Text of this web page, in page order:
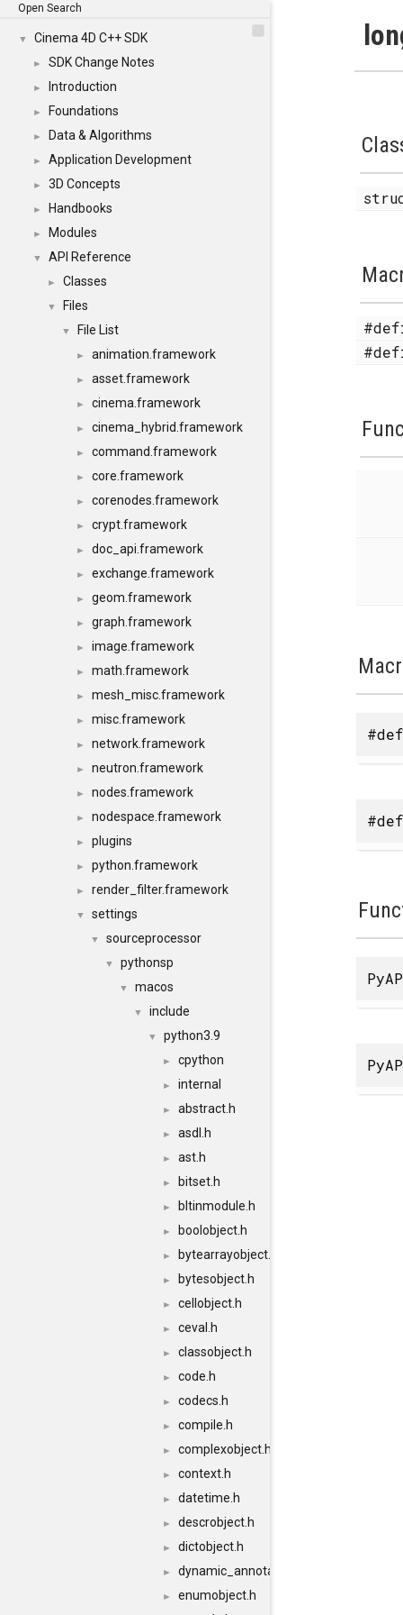
Open Search
▼ Cinema 4D C++ SDK
► SDK Change Notes
► Introduction
► Foundations
► Data & Algorithms
► Application Development
► 3D Concepts
► Handbooks
► Modules
▼ API Reference
► Classes
▼ Files
▼ File List
► animation.framework
► asset.framework
► cinema.framework
► cinema_hybrid.framework
► command.framework
► core.framework
► corenodes.framework
► crypt.framework
► doc_api.framework
► exchange.framework
► geom.framework
► graph.framework
► image.framework
► math.framework
► mesh_misc.framework
► misc.framework
► network.framework
► neutron.framework
► nodes.framework
► nodespace.framework
► plugins
► python.framework
► render_filter.framework
▼ settings
▼ sourceprocessor
▼ pythonsp
▼ macos
▼ include
▼ python3.9
► cpython
► internal
► abstract.h
► asdl.h
► ast.h
► bitset.h
► bltinmodule.h
► boolobject.h
► bytearrayobject.h
► bytesobject.h
► cellobject.h
► ceval.h
► classobject.h
► code.h
► codecs.h
► compile.h
► complexobject.h
► context.h
► datetime.h
► descrobject.h
► dictobject.h
► dynamic_annotations.h
►
enumobject.h